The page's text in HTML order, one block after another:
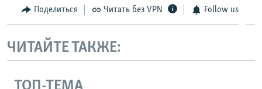
720p
1080p
Поделиться Читать без VPN Follow us
ЧИТАЙТЕ ТАКЖЕ: